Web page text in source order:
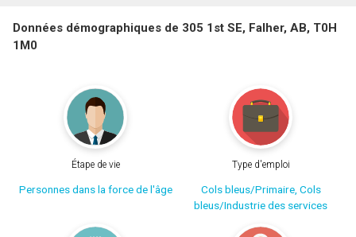
Données démographiques de 305 1st SE, Falher, AB, T0H
1M0
Étape de vie
Personnes dans la force de l'âge
Type d'emploi
Cols bleus/Primaire, Cols
bleus/Industrie des services